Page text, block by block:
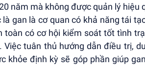
năm mà không được quản lý hiệu
gan là cơ quan có khả năng tái
toàn có cơ hội kiểm soát tốt tình
tuân thủ hướng dẫn điều trị,
khỏe định kỳ sẽ góp phần giúp